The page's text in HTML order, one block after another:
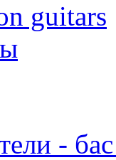
guitars
-